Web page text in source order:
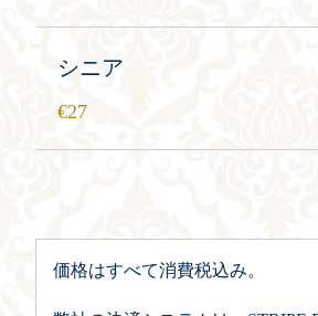
シニア
27
価格はすべて消費税込み。